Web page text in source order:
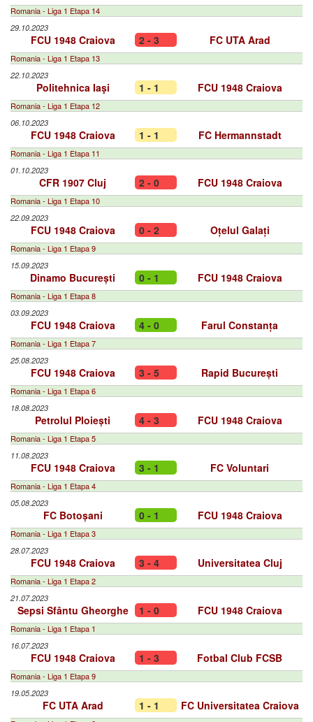
Romania - Liga 1 Etapa 14
29.10.2023
FCU 1948 Craiova 2 - 3 FC UTA Arad
Romania - Liga 1 Etapa 13
22.10.2023
Politehnica Iaşi 1 - 1 FCU 1948 Craiova
Romania - Liga 1 Etapa 12
06.10.2023
FCU 1948 Craiova 1 - 1 FC Hermannstadt
Romania - Liga 1 Etapa 11
01.10.2023
CFR 1907 Cluj 2 - 0 FCU 1948 Craiova
Romania - Liga 1 Etapa 10
22.09.2023
FCU 1948 Craiova 0 - 2 Oțelul Galați
Romania - Liga 1 Etapa 9
15.09.2023
Dinamo București 0 - 1 FCU 1948 Craiova
Romania - Liga 1 Etapa 8
03.09.2023
FCU 1948 Craiova 4 - 0 Farul Constanța
Romania - Liga 1 Etapa 7
25.08.2023
FCU 1948 Craiova 3 - 5 Rapid București
Romania - Liga 1 Etapa 6
18.08.2023
Petrolul Ploiești 4 - 3 FCU 1948 Craiova
Romania - Liga 1 Etapa 5
11.08.2023
FCU 1948 Craiova 3 - 1 FC Voluntari
Romania - Liga 1 Etapa 4
05.08.2023
FC Botoșani 0 - 1 FCU 1948 Craiova
Romania - Liga 1 Etapa 3
28.07.2023
FCU 1948 Craiova 3 - 4 Universitatea Cluj
Romania - Liga 1 Etapa 2
21.07.2023
Sepsi Sfântu Gheorghe 1 - 0 FCU 1948 Craiova
Romania - Liga 1 Etapa 1
16.07.2023
FCU 1948 Craiova 1 - 3 Fotbal Club FCSB
Romania - Liga 1 Etapa 9
19.05.2023
FC UTA Arad 1 - 1 FC Universitatea Craiova